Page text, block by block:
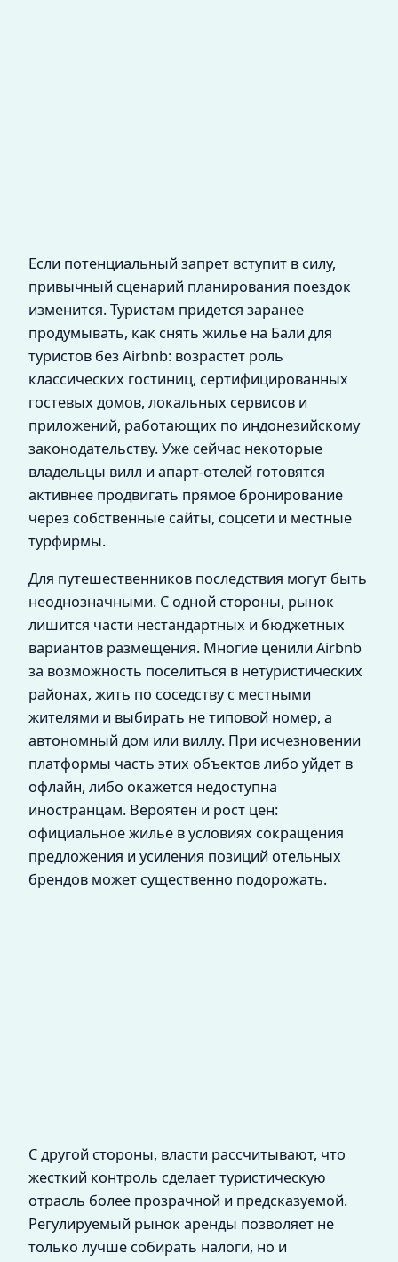
Если потенциальный запрет вступит в силу,
привычный сценарий планирования поездок
изменится. Туристам придется заранее
продумывать, как снять жилье на Бали для
туристов без Airbnb: возрастет роль
классических гостиниц, сертифицированных
гостевых домов, локальных сервисов и
приложений, работающих по индонезийскому
законодательству. Уже сейчас некоторые
владельцы вилл и апарт-отелей готовятся
активнее продвигать прямое бронирование
через собственные сайты, соцсети и местные
турфирмы.
Для путешественников последствия могут быть
неоднозначными. С одной стороны, рынок
лишится части нестандартных и бюджетных
вариантов размещения. Многие ценили Airbnb
за возможность поселиться в нетуристических
районах, жить по соседству с местными
жителями и выбирать не типовой номер, а
автономный дом или виллу. При исчезновении
платформы часть этих объектов либо уйдет в
офлайн, либо окажется недоступна
иностранцам. Вероятен и рост цен:
официальное жилье в условиях сокращения
предложения и усиления позиций отельных
брендов может существенно подорожать.
С другой стороны, власти рассчитывают, что
жесткий контроль сделает туристическую
отрасль более прозрачной и предсказуемой.
Регулируемый рынок аренды позволяет не
только лучше собирать налоги, но и